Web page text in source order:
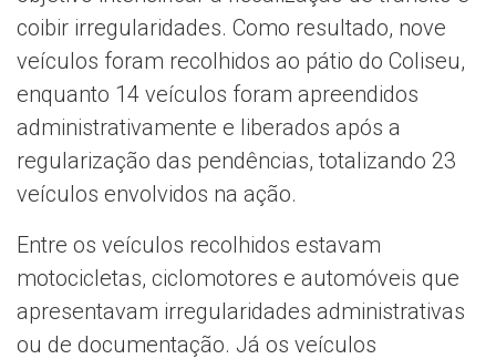
coibir irregularidades. Como resultado, nove
veículos foram recolhidos ao pátio do Coliseu,
enquanto 14 veículos foram apreendidos
administrativamente e liberados após a
regularização das pendências, totalizando 23
veículos envolvidos na ação.
Entre os veículos recolhidos estavam
motocicletas, ciclomotores e automóveis que
apresentavam irregularidades administrativas
ou de documentação. Já os veículos